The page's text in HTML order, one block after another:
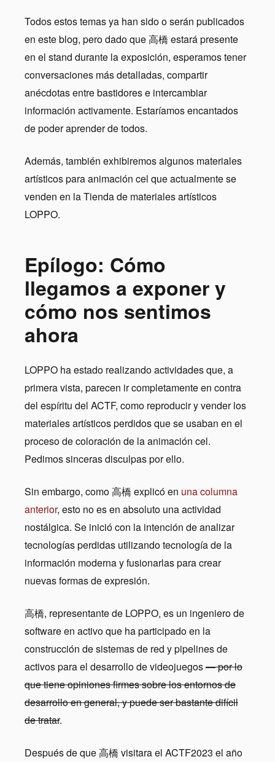
Todos estos temas ya han sido o serán publicados
en este blog, pero dado que 高橋 estará presente
en el stand durante la exposición, esperamos tener
conversaciones más detalladas, compartir
anécdotas entre bastidores e intercambiar
información activamente. Estaríamos encantados
de poder aprender de todos.
Además, también exhibiremos algunos materiales
artísticos para animación cel que actualmente se
venden en la Tienda de materiales artísticos
LOPPO.
Epílogo: Cómo
llegamos a exponer y
cómo nos sentimos
ahora
LOPPO ha estado realizando actividades que, a
primera vista, parecen ir completamente en contra
del espíritu del ACTF, como reproducir y vender los
materiales artísticos perdidos que se usaban en el
proceso de coloración de la animación cel.
Pedimos sinceras disculpas por ello.
Sin embargo, como 高橋 explicó en una columna
anterior, esto no es en absoluto una actividad
nostálgica. Se inició con la intención de analizar
tecnologías perdidas utilizando tecnología de la
información moderna y fusionarlas para crear
nuevas formas de expresión.
高橋, representante de LOPPO, es un ingeniero de
software en activo que ha participado en la
construcción de sistemas de red y pipelines de
activos para el desarrollo de videojuegos— por lo
que tiene opiniones firmes sobre los entornos de
desarrollo en general, y puede ser bastante difícil
de tratar.
Después de que 高橋 visitara el ACTF2023 el año